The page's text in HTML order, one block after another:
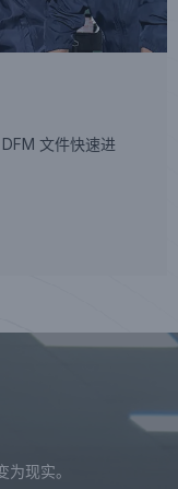
文件快速进
现实。